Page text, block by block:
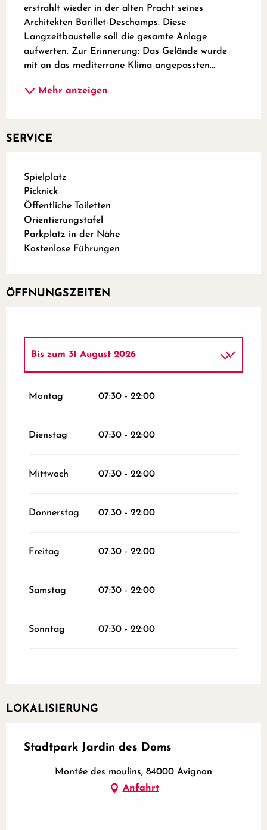
erstrahlt wieder in der alten Pracht seines
Architekten Barillet-Deschamps. Diese
Langzeitbaustelle soll die gesamte Anlage
aufwerten. Zur Erinnerung: Das Gelände wurde
mit an das mediterrane Klima angepassten...
Mehr anzeigen
SERVICE
Spielplatz
Picknick
Öffentliche Toiletten
Orientierungstafel
Parkplatz in der Nähe
Kostenlose Führungen
ÖFFNUNGSZEITEN
Bis zum 31 August 2026
Montag 07:30 - 22:00
Dienstag 07:30 - 22:00
Mittwoch 07:30 - 22:00
Donnerstag 07:30 - 22:00
Freitag 07:30 - 22:00
Samstag 07:30 - 22:00
Sonntag 07:30 - 22:00
LOKALISIERUNG
Stadtpark Jardin des Doms
Montée des moulins, 84000 Avignon
Anfahrt